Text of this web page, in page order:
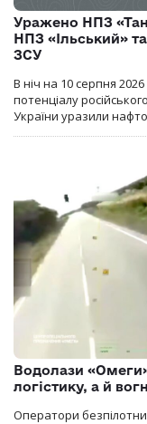
Уражено НПЗ
НПЗ «Ільський»
ЗСУ
В ніч на 10 серпня
потенціалу
України уразили
Водолази
логістику, а й
Оператори